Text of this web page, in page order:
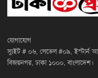
যোগাযোগ
স্যুইট # ০৬, লেভেল #০৯, ইস্টার্ন
বিজয়নগর, ঢাকা ১০০০, বাংলাদেশ।